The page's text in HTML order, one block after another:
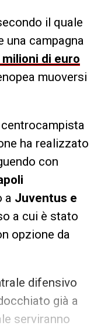
il quale
una campagna
milioni di euro
muoversi
centrocampista
ha realizzato
con
a Juventus e
a cui è stato
opzione da
difensivo
già a
serviranno